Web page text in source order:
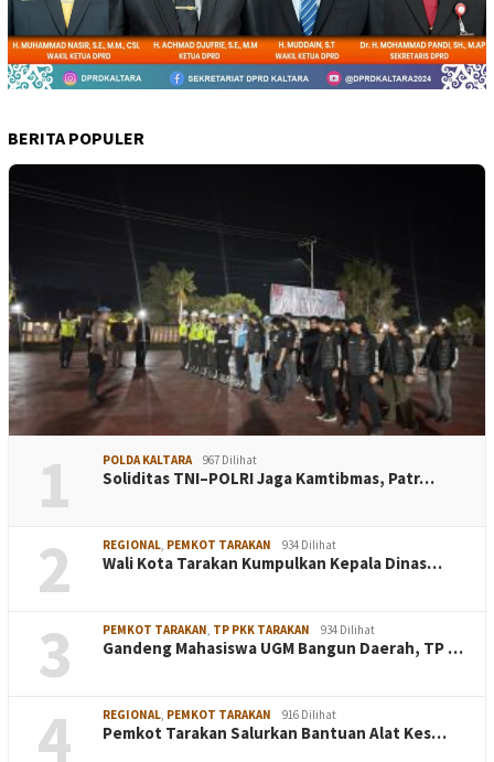
BERITA POPULER
1 POLDA KALTARA 967 Dilihat
Soliditas TNI–POLRI Jaga Kamtibmas, Patr…
2 REGIONAL PEMKOT TARAKAN 934 Dilihat
Wali Kota Tarakan Kumpulkan Kepala Dinas…
3 PEMKOT TARAKAN TP PKK TARAKAN 934 Dilihat
Gandeng Mahasiswa UGM Bangun Daerah, TP …
4 REGIONAL PEMKOT TARAKAN 916 Dilihat
Pemkot Tarakan Salurkan Bantuan Alat Kes…